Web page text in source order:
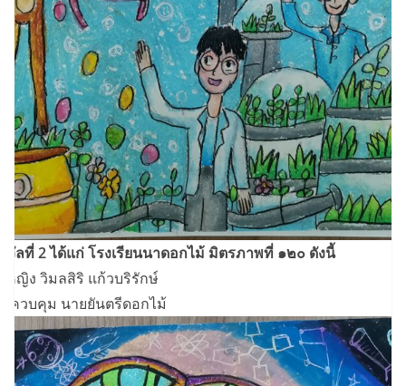
วัลที่ 2 ได้แก่ โรงเรียนนาดอกไม้ มิตรภาพที่ ๑๒๐ ดังนี้
หญิง วิมลสิริ แก้วบริรักษ์
ควบคุม นายยันตรีดอกไม้